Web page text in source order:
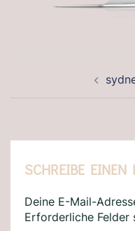
SCHREIBE EINEN
Deine E-Mail-
Erforderliche Felder